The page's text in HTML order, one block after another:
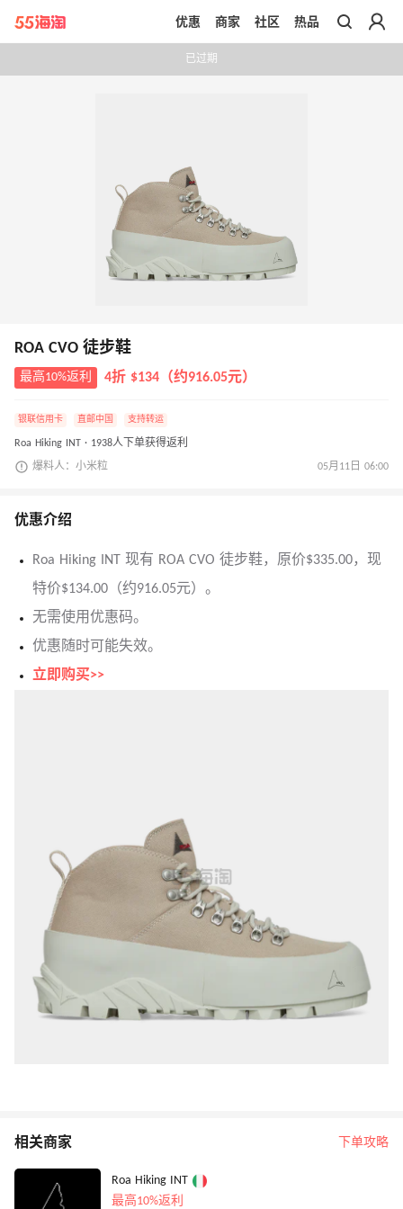
带你去官网买正品
优惠 商家 社区 热品
已过期
ROA CVO 徒步鞋
最高10%返利 4折 $134（约916.05元）
银联信用卡 直邮中国 支持转运
Roa Hiking INT · 1938人下单获得返利
爆料人：小米粒 05月11日 06:00
优惠介绍
Roa Hiking INT 现有 ROA CVO 徒步鞋，原价$335.00，现
特价$134.00（约916.05元）。
无需使用优惠码。
优惠随时可能失效。
立即购买>>
相关商家 下单攻略
Roa Hiking INT
最高10%返利